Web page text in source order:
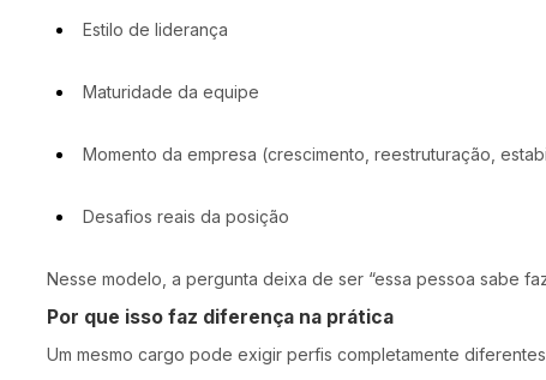
Estilo de liderança
Maturidade da equipe
Momento da empresa (crescimento, reestruturação,
Desafios reais da posição
Nesse modelo, a pergunta deixa de ser “essa pessoa sabe
Por que isso faz diferença na prática
Um mesmo cargo pode exigir perfis completamente